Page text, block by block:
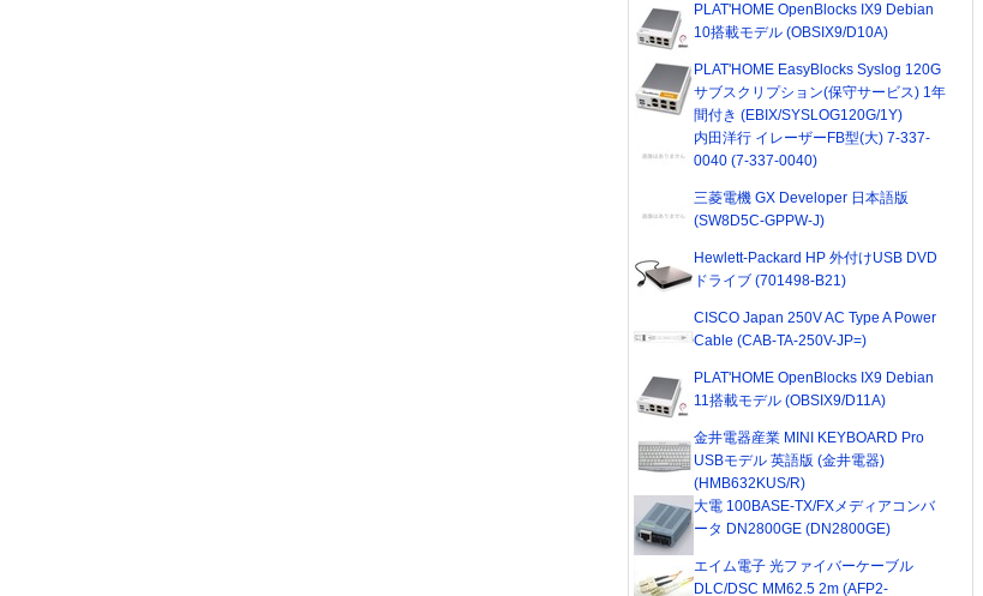
PLAT'HOME OpenBlocks IX9 Debian
10搭載モデル (OBSIX9/D10A)
PLAT'HOME EasyBlocks Syslog 120G
サブスクリプション(保守サービス) 1年
間付き (EBIX/SYSLOG120G/1Y)
内田洋行 イレーザーFB型(大) 7-337-
0040 (7-337-0040)
三菱電機 GX Developer 日本語版
(SW8D5C-GPPW-J)
Hewlett-Packard HP 外付けUSB DVD
ドライブ (701498-B21)
CISCO Japan 250V AC Type A Power
Cable (CAB-TA-250V-JP=)
PLAT'HOME OpenBlocks IX9 Debian
11搭載モデル (OBSIX9/D11A)
金井電器産業 MINI KEYBOARD Pro
USBモデル 英語版 (金井電器)
(HMB632KUS/R)
大電 100BASE-TX/FXメディアコンバ
ータ DN2800GE (DN2800GE)
エイム電子 光ファイバーケーブル
DLC/DSC MM62.5 2m (AFP2-